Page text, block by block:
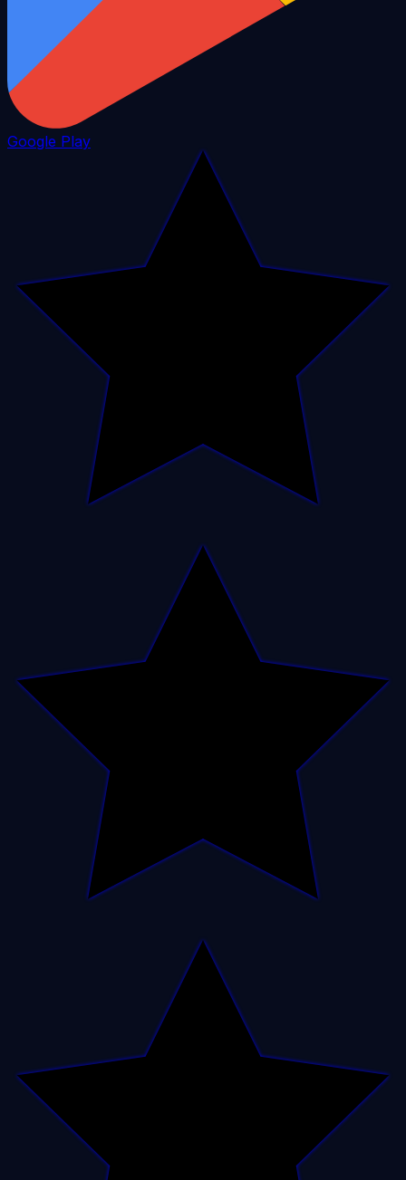
Google Play